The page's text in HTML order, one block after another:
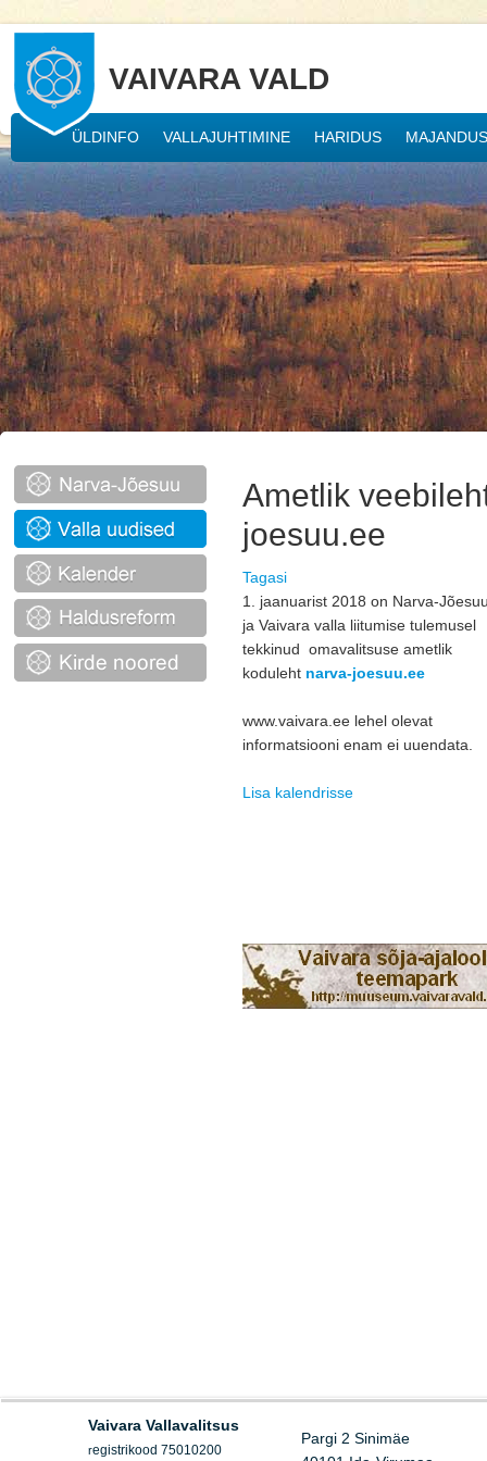
VAIVARA VALD
ÜLDINFO VALLAJUHTIMINE HARIDUS MAJANDUS
Ametlik
joesuu.ee
Tagasi
1. jaanuarist 2018 on Narva-
ja Vaivara valla liitumise tulemusel
tekkinud omavalitsuse ametlik
koduleht narva-joesuu.ee
www.vaivara.ee lehel olevat
informatsiooni enam ei uuendata.
Lisa kalendrisse
Vaivara Vallavalitsus
registrikood 75010200
Pargi 2 Sinimäe